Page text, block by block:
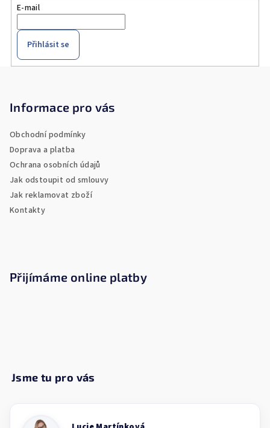
E-mail
Přihlásit se
Informace pro vás
Obchodní podmínky
Doprava a platba
Ochrana osobních údajů
Jak odstoupit od smlouvy
Jak reklamovat zboží
Kontakty
Přijímáme online platby